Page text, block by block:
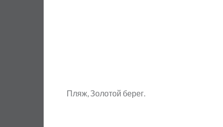
Пляж, Золотой берег.